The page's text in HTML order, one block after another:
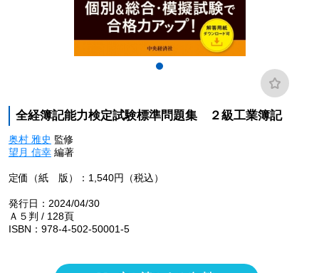
全経簿記能力検定試験標準問題集 ２級工業簿記
奥村 雅史 監修
望月 信幸編著
定価（紙 版）：1,540円（税込）
発行日：2024/04/30
Ａ５判 / 128頁
ISBN：978-4-502-50001-5